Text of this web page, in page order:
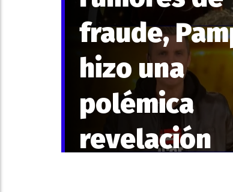
fraude,
hizo una
polémica
revelación